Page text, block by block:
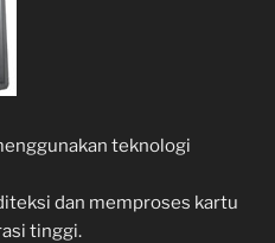
teknologi
dan memproses kartu
tinggi.